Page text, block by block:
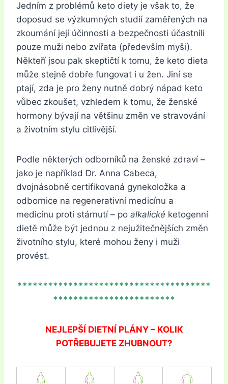
Jedním z problémů keto diety je však to, že
doposud se výzkumných studií zaměřených na
zkoumání její účinnosti a bezpečnosti účastnili
pouze muži nebo zvířata (především myši).
Někteří jsou pak skeptičtí k tomu, že keto dieta
může stejně dobře fungovat i u žen. Jiní se
ptají, zda je pro ženy nutně dobrý nápad keto
vůbec zkoušet, vzhledem k tomu, že ženské
hormony bývají na většinu změn ve stravování
a životním stylu citlivější.
Podle některých odborníků na ženské zdraví –
jako je například Dr. Anna Cabeca,
dvojnásobně certifikovaná gynekoložka a
odbornice na regenerativní medicínu a
medicínu proti stárnutí – po alkalické ketogenní
dietě může být jednou z nejužitečnějších změn
životního stylu, které mohou ženy i muži
provést.
**************************************
************************
NEJLEPŠÍ DIETNÍ PLÁNY – KOLIK
POTŘEBUJETE ZHUBNOUT?